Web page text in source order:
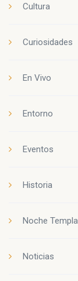
Cultura
Curiosidades
En Vivo
Entorno
Eventos
Historia
Noche
Noticias